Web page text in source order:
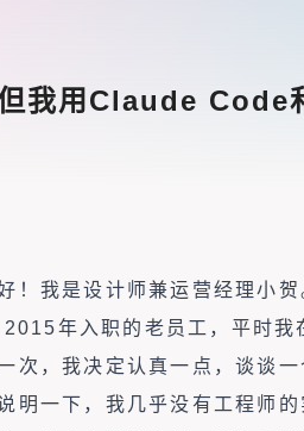
我用Claude Code
！我是设计师兼运营经理小贺
2015年入职的老员工，平时
次，我决定认真一点，谈谈一
明一下，我几乎没有工程师的